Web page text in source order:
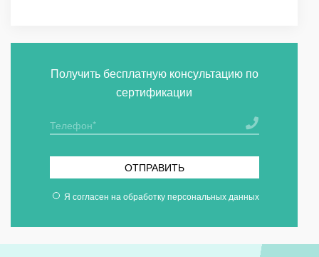
Получить бесплатную консультацию по
сертификации
ОТПРАВИТЬ
Я согласен на обработку персональных данных